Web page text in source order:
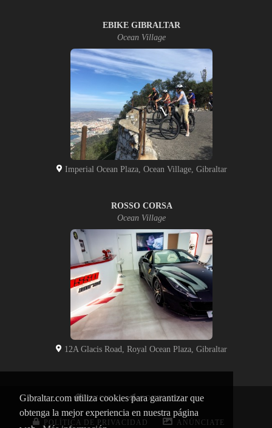
Gibraltar.com utiliza cookies para garantizar que
obtenga la mejor experiencia en nuestra página
EBIKE GIBRALTAR
Ocean Village
Imperial Ocean Plaza, Ocean Village, Gibraltar
ROSSO CORSA
Ocean Village
12A Glacis Road, Royal Ocean Plaza, Gibraltar
INICIO CONTACTO
POLÍTICA DE PRIVACIDAD ANÚNCIATE